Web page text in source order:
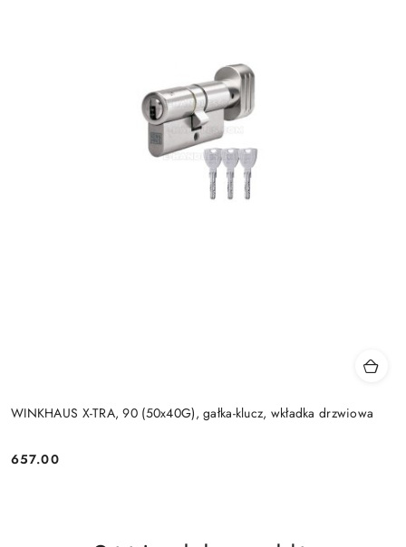
WINKHAUS X-TRA, 90 (50x40G), gałka-klucz, wkładka drzwiowa
Cena:
657.00